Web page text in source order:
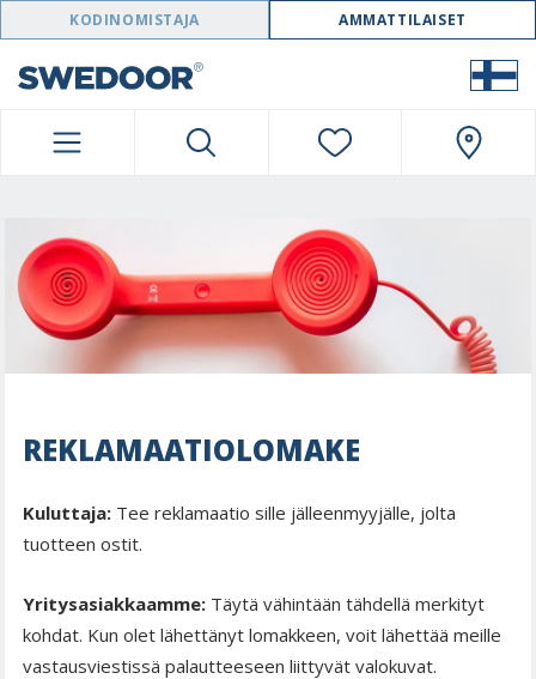
SWEDOOR NAVIGATION
KODINOMISTAJA AMMATTILAISET
REKLAMAATIOLOMAKE
Kuluttaja: Tee reklamaatio sille jälleenmyyjälle, jolta
tuotteen ostit.
Yritysasiakkaamme: Täytä vähintään tähdellä merkityt
kohdat. Kun olet lähettänyt lomakkeen, voit lähettää meille
vastausviestissä palautteeseen liittyvät valokuvat.